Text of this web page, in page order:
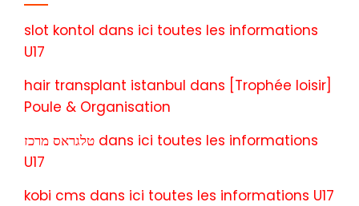
slot kontol dans ici toutes les informations
U17
hair transplant istanbul dans [Trophée loisir]
Poule & Organisation
טלגראס מרכז dans ici toutes les informations
U17
kobi cms dans ici toutes les informations U17